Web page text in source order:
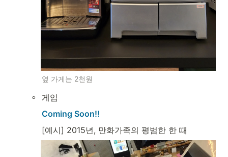
옆 가게는 2천원
◦
게임
Coming Soon!!
[예시] 2015년, 만화가족의 평범한 한 때